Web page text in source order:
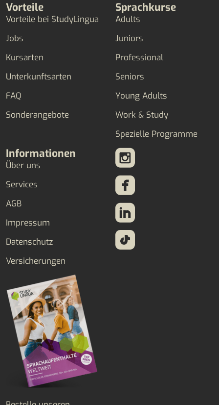
Vorteile
Vorteile bei StudyLingua
Jobs
Kursarten
Unterkunftsarten
FAQ
Sonderangebote
Sprachkurse
Adults
Juniors
Professional
Seniors
Young Adults
Work & Study
Spezielle Programme
Informationen
Über uns
Services
AGB
Impressum
Datenschutz
Versicherungen